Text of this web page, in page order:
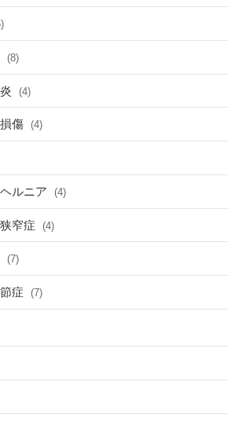
(8)
(4)
傷 (4)
ルニア (4)
窄症 (4)
(7)
症 (7)